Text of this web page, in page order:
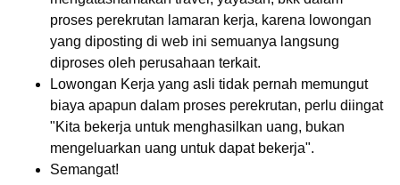
proses perekrutan lamaran kerja, karena lowongan
yang diposting di web ini semuanya langsung
diproses oleh perusahaan terkait.
Lowongan Kerja yang asli tidak pernah memungut
biaya apapun dalam proses perekrutan, perlu diingat
"Kita bekerja untuk menghasilkan uang, bukan
mengeluarkan uang untuk dapat bekerja".
Semangat!